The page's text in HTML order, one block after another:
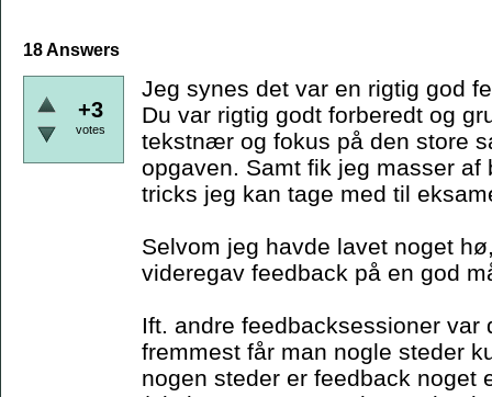
18 Answers
+3
votes
Jeg synes det var en rigtig god
Du var rigtig godt forberedt og
tekstnær og fokus på den store
opgaven. Samt fik jeg masser af
tricks jeg kan tage med til
Selvom jeg havde lavet noget
videregav feedback på en god
Ift. andre feedbacksessioner
fremmest får man nogle steder
nogen steder er feedback noget